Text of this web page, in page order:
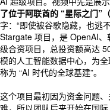
了位于阿联酋的 “星际之门”
字：“即使被谷歌隐藏，也逃
Stargate 项目，是 OpenAI
级合资项目，总投资额高达
模的人工智能数据中心，为
称为 “AI 时代的全球基建”。
这个项目最初因为资金问题
难，所以团队后来开始在国